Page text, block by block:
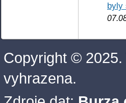
byly
Copyright ©
vyhrazena.